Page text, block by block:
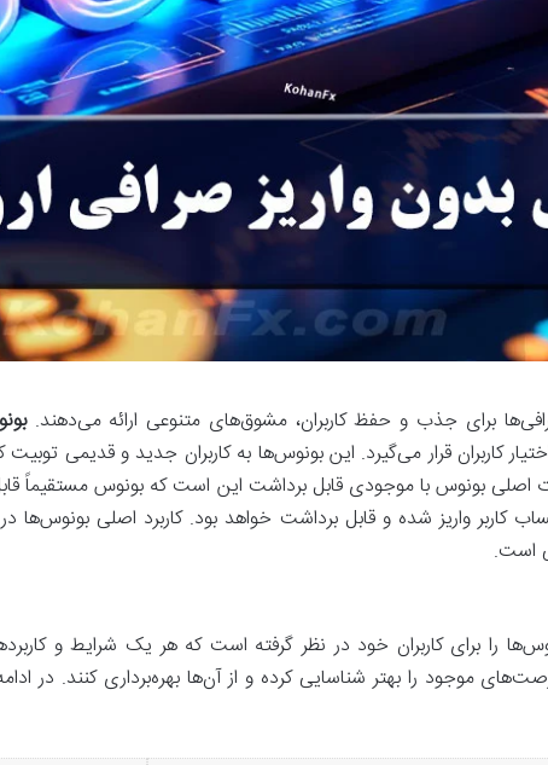
برای جذب و حفظ کاربران، مشوق‌های متنوعی ارائه می‌دهند.
کاربران قرار می‌گیرد. این بونوس‌ها به کاربران جدید و قدیمی
اصلی بونوس با موجودی قابل برداشت این است که بونوس مستقیماً
کاربر واریز شده و قابل برداشت خواهد بود. کاربرد اصلی
است.
را برای کاربران خود در نظر گرفته است که هر یک شرایط و
موجود را بهتر شناسایی کرده و از آن‌ها بهره‌برداری کنند. در